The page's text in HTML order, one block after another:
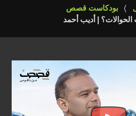
بودكاست قصص
| أديب أحمد